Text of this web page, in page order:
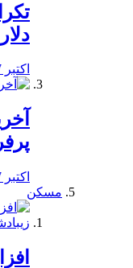
دلار 11 400
اکتبر 17, 2019
اکتبر 17, 2019
مسکن